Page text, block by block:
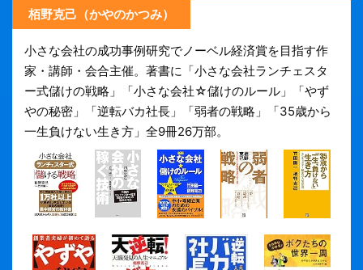
栢野克己（かやのかつみ）
小さな会社の成功事例研究でノーベル経済賞を目指す作
家・講師・会合主催。著書に「小さな会社ランチェスタ
ー式儲けの戦略」「小さな会社☆儲けのルール」「やず
やの秘密」「逆転バカ社長」「弱者の戦略」「35歳から
一生負けない生き方」全9冊26万部。